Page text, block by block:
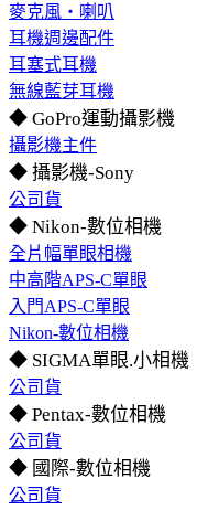
麥克風‧喇叭
耳機週邊配件
耳塞式耳機
無線藍芽耳機
◆ GoPro運動攝影機
攝影機主件
◆ 攝影機-Sony
公司貨
◆ Nikon-數位相機
全片幅單眼相機
中高階APS-C單眼
入門APS-C單眼
Nikon-數位相機
◆ SIGMA單眼.小相機
公司貨
◆ Pentax-數位相機
公司貨
◆ 國際-數位相機
公司貨